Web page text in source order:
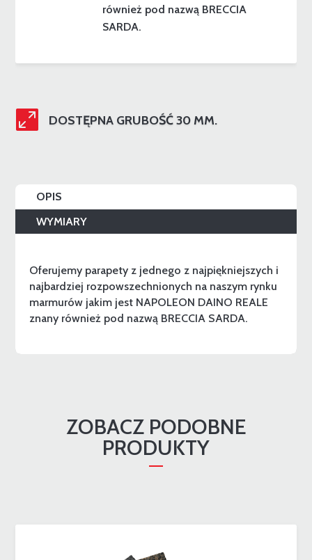
również pod nazwą BRECCIA
SARDA.
 DOSTĘPNA GRUBOŚĆ 30 MM.
OPIS
WYMIARY
Oferujemy parapety z jednego z najpiękniejszych i
najbardziej rozpowszechnionych na naszym rynku
marmurów jakim jest NAPOLEON DAINO REALE
znany również pod nazwą BRECCIA SARDA.
ZOBACZ PODOBNE
PRODUKTY